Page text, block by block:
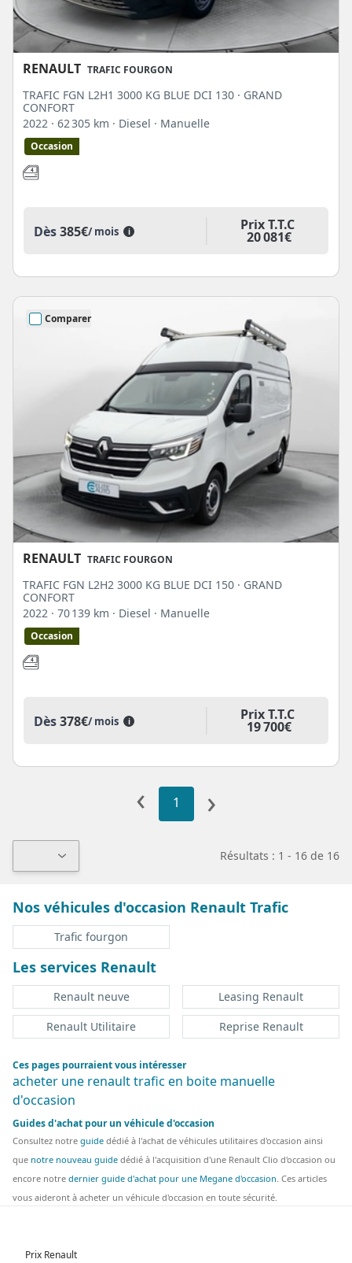
RENAULT TRAFIC FOURGON
TRAFIC FGN L2H1 3000 KG BLUE DCI 130 · GRAND
CONFORT
2022 · 62 305 km · Diesel · Manuelle
Occasion
Dès385€/ mois i Prix T.T.C
20 081€
Comparer
RENAULT TRAFIC FOURGON
TRAFIC FGN L2H2 3000 KG BLUE DCI 150 · GRAND
CONFORT
2022 · 70 139 km · Diesel · Manuelle
Occasion
Dès378€/ mois i Prix T.T.C
19 700€
‹ 1 ›
Résultats : 1 - 16 de 16
Nos véhicules d'occasion Renault Trafic
Trafic fourgon
Les services Renault
Renault neuve
Leasing Renault
Renault Utilitaire
Reprise Renault
Ces pages pourraient vous intéresser
acheter une renault trafic en boite manuelle
d'occasion
Guides d'achat pour un véhicule d'occasion
Consultez notre guide dédié à l'achat de véhicules utilitaires d'occasion ainsi
que notre nouveau guide dédié à l'acquisition d'une Renault Clio d'occasion ou
encore notre dernier guide d'achat pour une Megane d'occasion. Ces articles
vous aideront à acheter un véhicule d'occasion en toute sécurité.
Prix Renault